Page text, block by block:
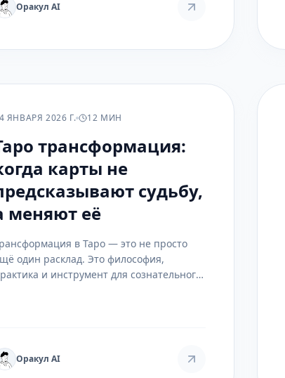
Оракул AI
ЯНВАРЯ 2026 Г. 12 МИН
трансформация:
карты не
судьбу,
меняют её
в Таро — это не просто
один расклад. Это философия,
и инструмент для сознательного
Оракул AI